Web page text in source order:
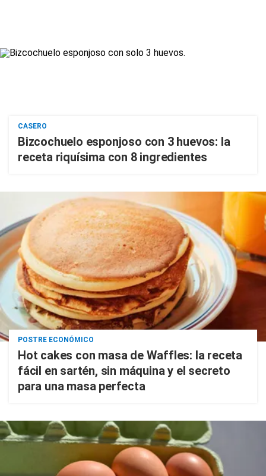
CASERO
Bizcochuelo esponjoso con 3 huevos: la
receta riquísima con 8 ingredientes
POSTRE ECONÓMICO
Hot cakes con masa de Waffles: la receta
fácil en sartén, sin máquina y el secreto
para una masa perfecta